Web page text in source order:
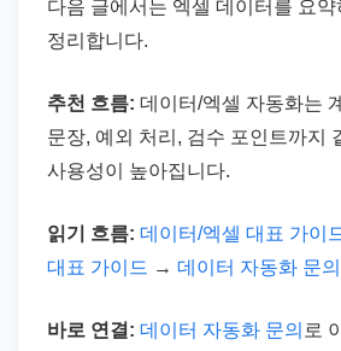
다음 글에서는 엑셀 데이터를 요
정리합니다.
추천 흐름: 데이터/엑셀 자동화는
문장, 예외 처리, 검수 포인트까지
사용성이 높아집니다.
읽기 흐름: 데이터/엑셀 대표 가이
대표 가이드 → 데이터 자동화 문의
바로 연결: 데이터 자동화 문의 로